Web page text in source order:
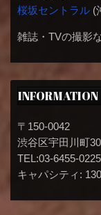
桜坂セントラル(
雑誌・TVの撮影
INFORMATION
〒150-0042
渋谷区宇田川町
TEL:03-6455-0225
キャパシティ: